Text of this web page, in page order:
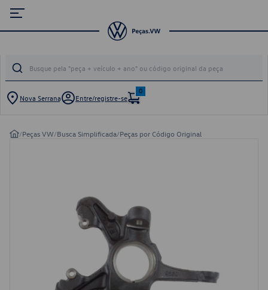
Nova Serrana Entre/registre-se
0
/Peças VW/Busca Simplificada/Peças por Código Original